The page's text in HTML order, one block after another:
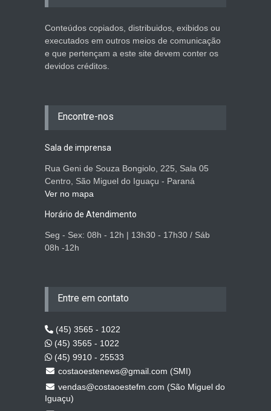
Conteúdos copiados, distribuidos, exibidos ou
executados em outros meios de comunicação
e que pertençam a este site devem conter os
devidos créditos.
Encontre-nos
Sala de imprensa
Rua Geni de Souza Bongiolo, 225, Sala 05
Centro, São Miguel do Iguaçu - Paraná
Ver no mapa
Horário de Atendimento
Seg - Sex: 08h - 12h | 13h30 - 17h30 / Sáb
08h -12h
Entre em contato
(45) 3565 - 1022
(45) 3565 - 1022
(45) 9910 - 25533
costaoestenews@gmail.com (SMI)
vendas@costaoestefm.com (São Miguel do
Iguaçu)